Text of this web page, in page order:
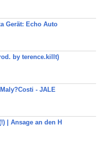
Gerät: Echo Auto
by terence.killt)
- JALE
| Ansage an den H